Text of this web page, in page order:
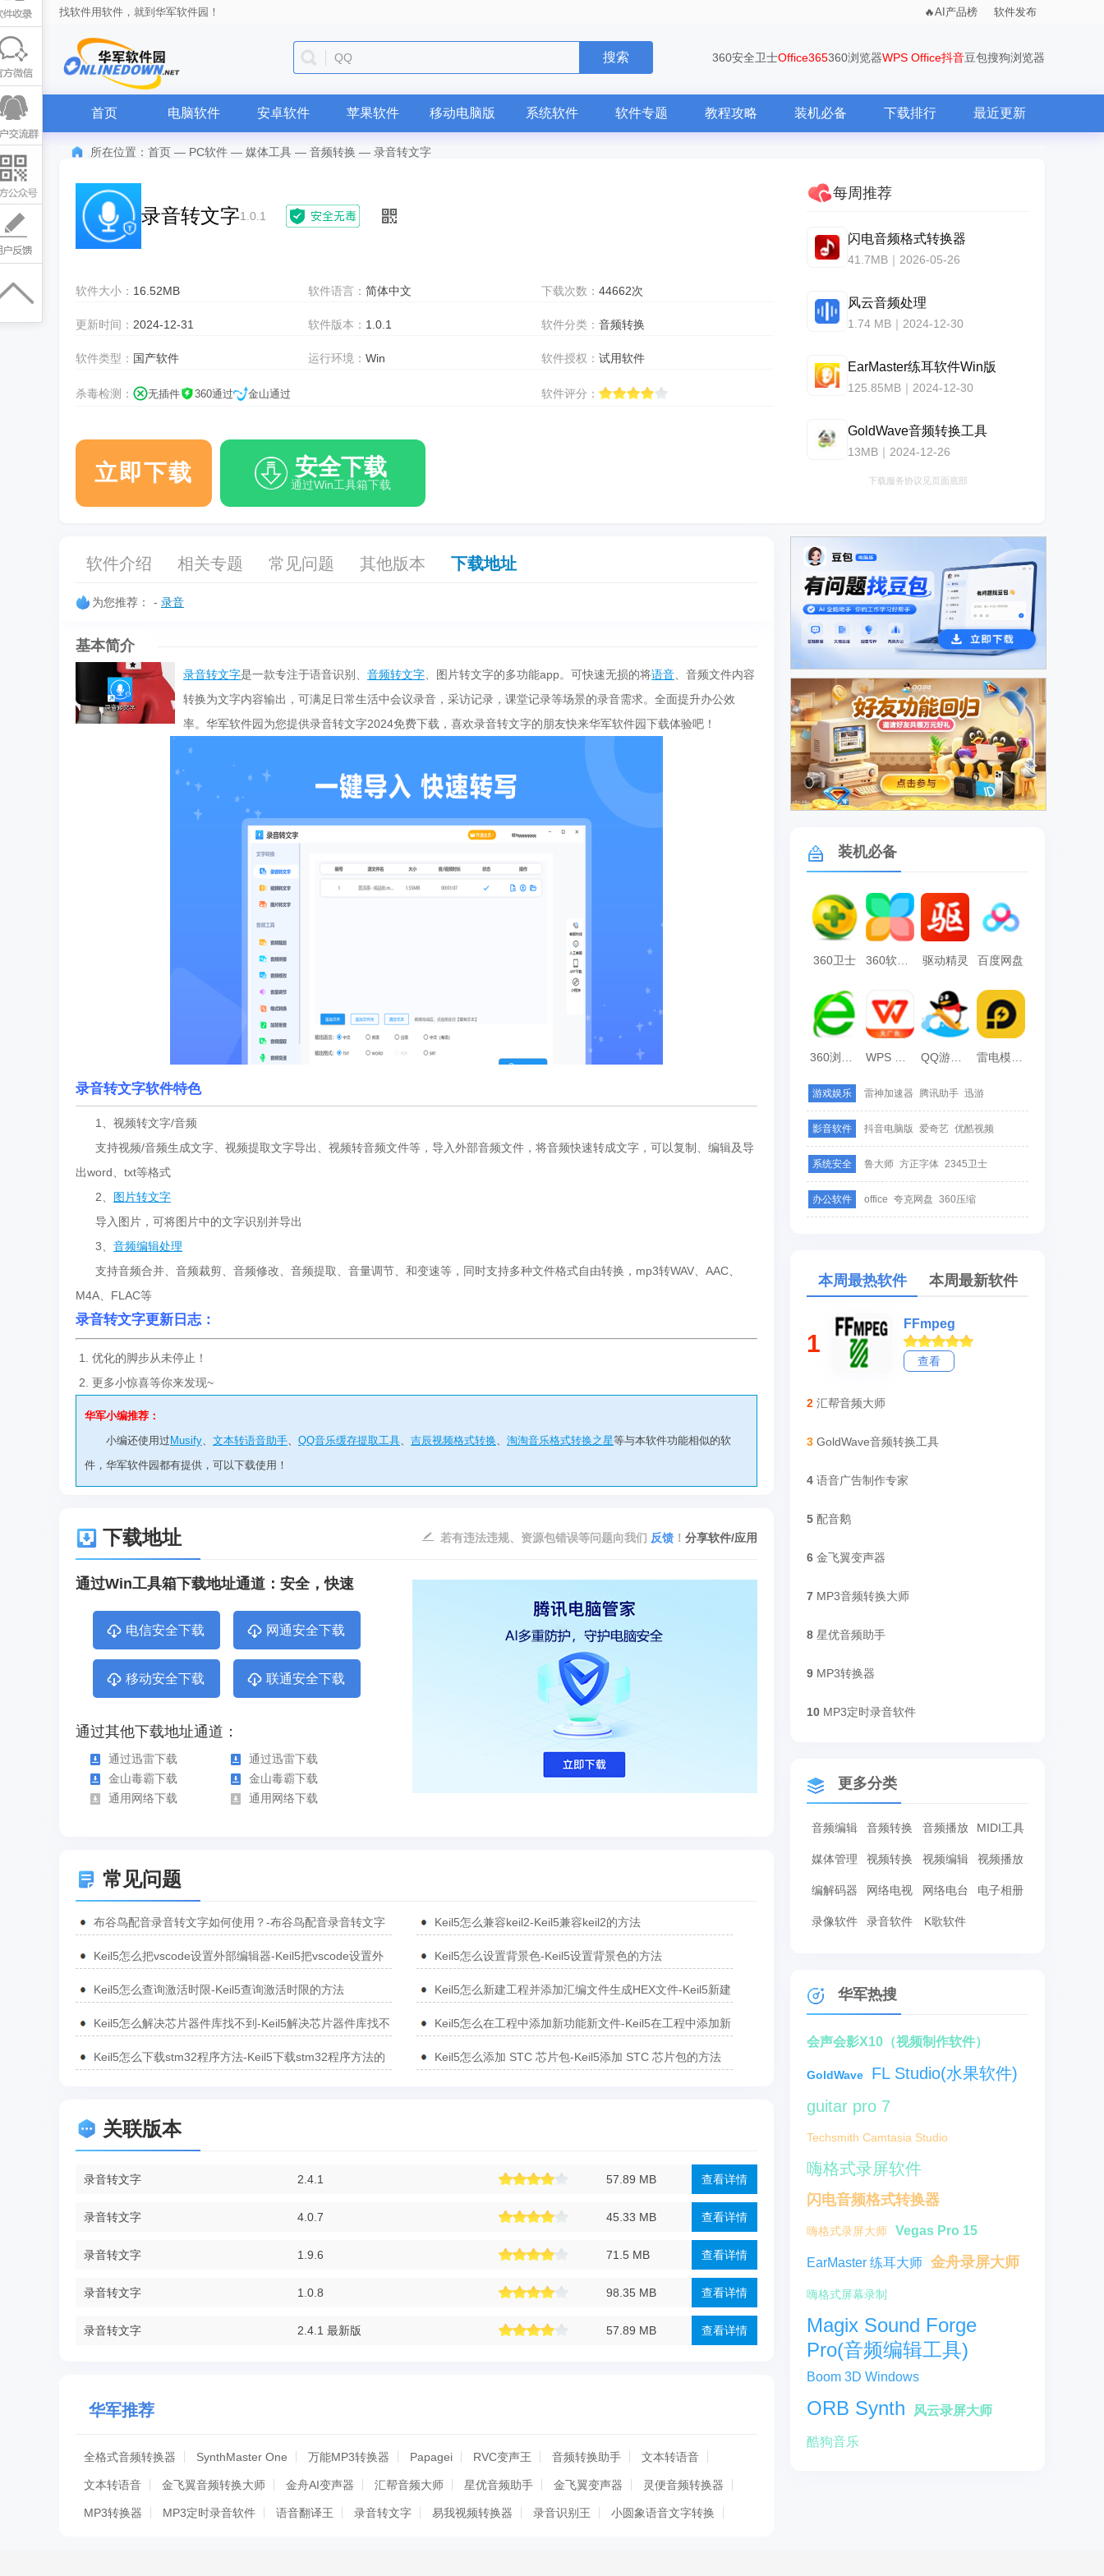
找软件用软件，就到华军软件园！ AI产品榜 软件发布
QQ 搜索 360安全卫士Office365360浏览器WPS Office抖音豆包搜狗浏览器
首页 电脑软件 安卓软件 苹果软件 移动电脑版 系统软件 软件专题 教程攻略 装机必备 下载排行 最近更新
所在位置： 首页 — PC软件 — 媒体工具 — 音频转换 — 录音转文字
录音转文字1.0.1
软件大小： 16.52MB 软件语言：简体中文 下载次数： 44662次
更新时间： 2024-12-31 软件版本： 1.0.1 软件分类： 音频转换
软件类型： 国产软件 运行环境：Win 软件授权： 试用软件
杀毒检测： 无插件 360通过 金山通过 软件评分：
立即下载 安全下载
通过Win工具箱下载
每周推荐
闪电音频格式转换器
41.7MB｜2026-05-26
风云音频处理
1.74 MB｜2024-12-30
EarMaster练耳软件Win版
125.85MB｜2024-12-30
GoldWave音频转换工具
13MB｜2024-12-26
下载服务协议见页面底部
软件介绍 相关专题 常见问题 其他版本 下载地址
为您推荐： - 录音
基本简介
录音转文字是一款专注于语音识别、 音频转文字 、图片转文字的多功能app。可快速无损的将语音 、音频文件内容
转换为文字内容输出，可满足日常生活中会议录音，采访记录，课堂记录等场景的录音需求。全面提升办公效
率。华军软件园为您提供录音转文字2024免费下载，喜欢录音转文字的朋友快来华军软件园下载体验吧！
录音转文字软件特色
1、视频转文字/音频
支持视频/音频生成文字、视频提取文字导出、视频转音频文件等，导入外部音频文件，将音频快速转成文字，可以复制、编辑及导
出word、txt等格式
2、 图片转文字
导入图片，可将图片中的文字识别并导出
3、 音频编辑处理
支持音频合并、音频裁剪、音频修改、音频提取、音量调节、和变速等，同时支持多种文件格式自由转换，mp3转WAV、AAC、
M4A、FLAC等
录音转文字更新日志：
1. 优化的脚步从未停止！
2. 更多小惊喜等你来发现~
华军小编推荐：
小编还使用过 Musify、 文本转语音助手、 QQ音乐缓存提取工具、 吉辰视频格式转换、 淘淘音乐格式转换之星等与本软件功能相似的软
件，华军软件园都有提供，可以下载使用！
下载地址 分享软件/应用
若有违法违规、资源包错误等问题向我们 反馈 ！
通过Win工具箱下载地址通道：安全，快速
电信安全下载 网通安全下载
移动安全下载 联通安全下载
通过其他下载地址通道：
通过迅雷下载
通过迅雷下载
金山毒霸下载
金山毒霸下载
通用网络下载
通用网络下载
常见问题
布谷鸟配音录音转文字如何使用？-布谷鸟配音录音转文字
Keil5怎么兼容keil2-Keil5兼容keil2的方法
Keil5怎么把vscode设置外部编辑器-Keil5把vscode设置外
Keil5怎么设置背景色-Keil5设置背景色的方法
Keil5怎么查询激活时限-Keil5查询激活时限的方法
Keil5怎么新建工程并添加汇编文件生成HEX文件-Keil5新建
Keil5怎么解决芯片器件库找不到-Keil5解决芯片器件库找不
Keil5怎么在工程中添加新功能新文件-Keil5在工程中添加新
Keil5怎么下载stm32程序方法-Keil5下载stm32程序方法的
Keil5怎么添加 STC 芯片包-Keil5添加 STC 芯片包的方法
关联版本
录音转文字 2.4.1 57.89 MB 查看详情
录音转文字 4.0.7 45.33 MB 查看详情
录音转文字 1.9.6 71.5 MB 查看详情
录音转文字 1.0.8 98.35 MB 查看详情
录音转文字 2.4.1 最新版 57.89 MB 查看详情
华军推荐
全格式音频转换器 SynthMaster One 万能MP3转换器 Papagei RVC变声王 音频转换助手 文本转语音
文本转语音 金飞翼音频转换大师 金舟AI变声器 汇帮音频大师 星优音频助手 金飞翼变声器 灵便音频转换器
MP3转换器 MP3定时录音软件 语音翻译王 录音转文字 易我视频转换器 录音识别王 小圆象语音文字转换
广告
广告
装机必备
360卫士 360软件管家 驱动精灵 百度网盘
雷电模拟器
游戏娱乐 雷神加速器 腾讯助手 迅游
影音软件 抖音电脑版 爱奇艺 优酷视频
系统安全 鲁大师 方正字体 2345卫士
办公软件 office 夸克网盘 360压缩
本周最热软件 本周最新软件
1
FFmpeg
查看
2 汇帮音频大师
3 GoldWave音频转换工具
4 语音广告制作专家
5 配音鹅
6 金飞翼变声器
7 MP3音频转换大师
8 星优音频助手
9 MP3转换器
10 MP3定时录音软件
更多分类
音频编辑 音频转换 音频播放 MIDI工具
媒体管理 视频转换 视频编辑 视频播放
编解码器 网络电视 网络电台 电子相册
录像软件 录音软件 K歌软件
华军热搜
会声会影X10（视频制作软件）
GoldWave
FL Studio(水果软件)
guitar pro 7
Techsmith Camtasia Studio
嗨格式录屏软件
闪电音频格式转换器
嗨格式录屏大师 Vegas Pro 15
EarMaster 练耳大师 金舟录屏大师
嗨格式屏幕录制
Magix Sound Forge
Pro(音频编辑工具)
Boom 3D Windows
ORB Synth 风云录屏大师
酷狗音乐